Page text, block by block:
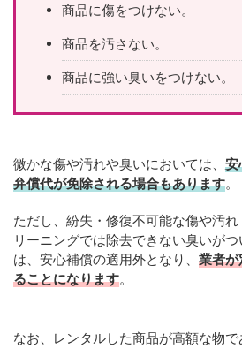
商品に傷をつけない。
商品を汚さない。
商品に強い臭いをつけない。
微かな傷や汚れや臭いにおいては、 安
弁償代が免除される場合もあります。
ただし、紛失・修復不可能な傷や汚
リーニングでは除去できない臭いが
は、安心補償の適用外となり、 業者が
ることになります。
なお、レンタルした商品が高額な物